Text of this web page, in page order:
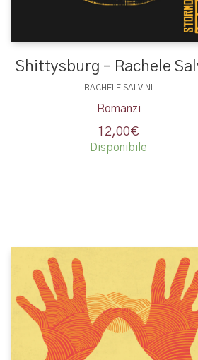
Shittysburg – Rachele
RACHELE SALVINI
Romanzi
12,00€
Disponibile